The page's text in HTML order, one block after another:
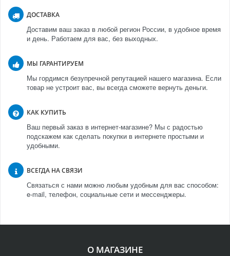
ДОСТАВКА
Доставим ваш заказ в любой регион России, в удобное время
и день. Работаем для вас, без выходных.
МЫ ГАРАНТИРУЕМ
Мы гордимся безупречной репутацией нашего магазина. Если
товар не устроит вас, вы всегда сможете вернуть деньги.
КАК КУПИТЬ
Ваш первый заказ в интернет-магазине? Мы с радостью
подскажем как сделать покупки в интернете простыми и
удобными.
ВСЕГДА НА СВЯЗИ
Связаться с нами можно любым удобным для вас способом:
e-mail, телефон, социальные сети и мессенджеры.
О МАГАЗИНЕ